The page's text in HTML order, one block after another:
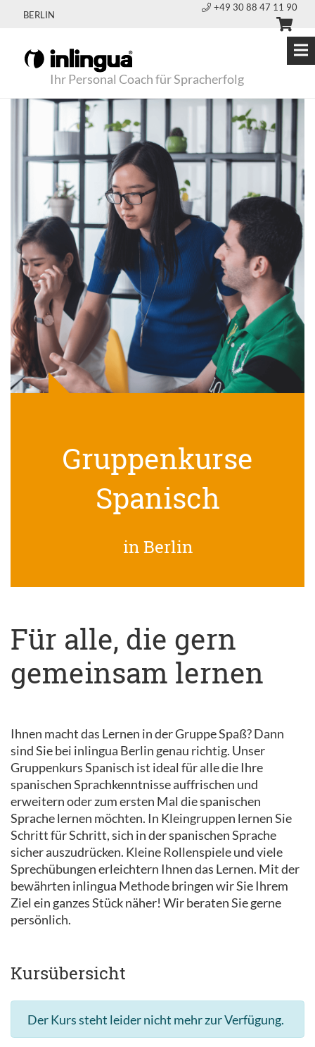
BERLIN
+49 30 88 47 11 90
Ihr Personal Coach für Spracherfolg
Gruppenkurse
Spanisch
in Berlin
Für alle, die gern
gemeinsam lernen
Ihnen macht das Lernen in der Gruppe Spaß? Dann
sind Sie bei inlingua Berlin genau richtig. Unser
Gruppenkurs Spanisch ist ideal für alle die Ihre
spanischen Sprachkenntnisse auffrischen und
erweitern oder zum ersten Mal die spanischen
Sprache lernen möchten. In Kleingruppen lernen Sie
Schritt für Schritt, sich in der spanischen Sprache
sicher auszudrücken. Kleine Rollenspiele und viele
Sprechübungen erleichtern Ihnen das Lernen. Mit der
bewährten inlingua Methode bringen wir Sie Ihrem
Ziel ein ganzes Stück näher! Wir beraten Sie gerne
persönlich.
Kursübersicht
Der Kurs steht leider nicht mehr zur Verfügung.